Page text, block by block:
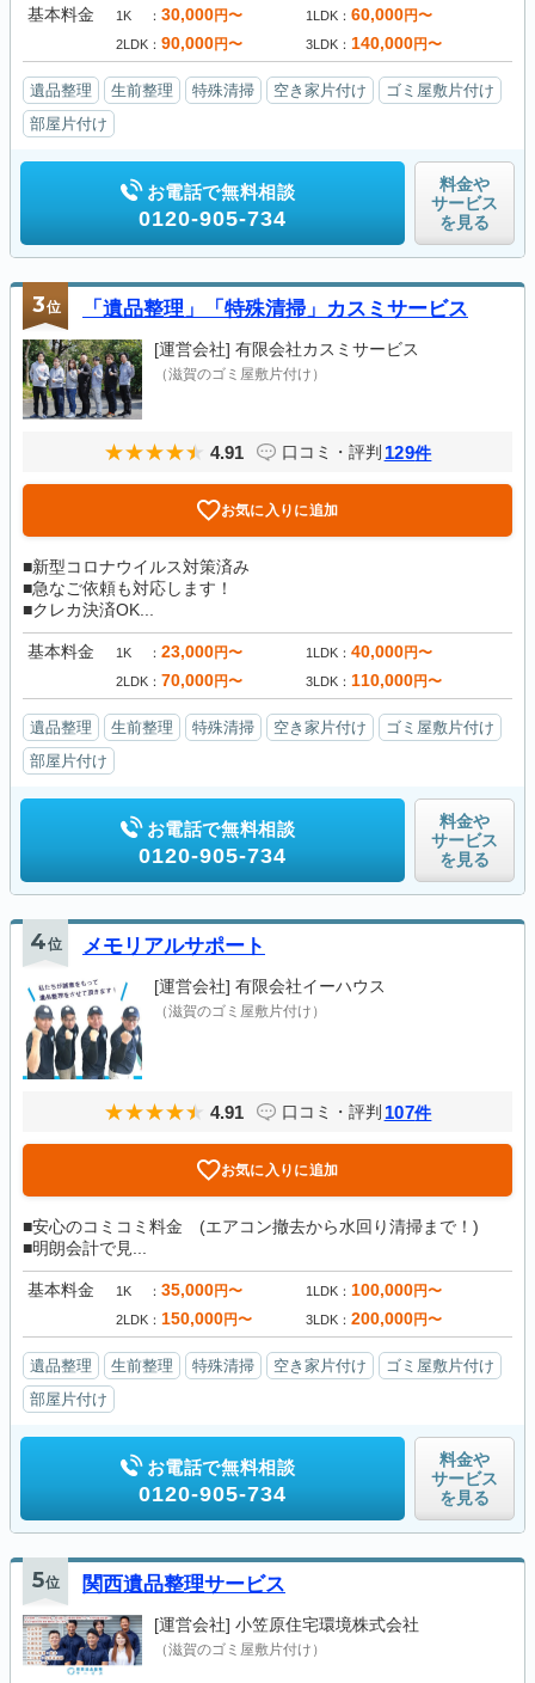
基本料金 1K 30,000円〜 1LDK 60,000円〜
2LDK 90,000円〜 3LDK 140,000円〜
遺品整理 生前整理 特殊清掃 空き家片付け
ゴミ屋敷片付け
部屋片付け
お電話で無料相談
0120-905-734
料金や
サービス
を見る
3位 「遺品整理」「特殊清掃」カスミサービス
[運営会社] 有限会社カスミサービス
（滋賀のゴミ屋敷片付け）
4.91 口コミ・評判 129件
お気に入りに追加
■新型コロナウイルス対策済み
■急なご依頼も対応します！
■クレカ決済OK...
基本料金 1K 23,000円〜 1LDK 40,000円〜
2LDK 70,000円〜 3LDK 110,000円〜
遺品整理 生前整理 特殊清掃 空き家片付け
ゴミ屋敷片付け
部屋片付け
お電話で無料相談
0120-905-734
料金や
サービス
を見る
4位 メモリアルサポート
[運営会社] 有限会社イーハウス
（滋賀のゴミ屋敷片付け）
4.91 口コミ・評判 107件
お気に入りに追加
■安心のコミコミ料金 (エアコン撤去から水回り清掃まで！)
■明朗会計で見...
基本料金 1K 35,000円〜 1LDK 100,000円〜
2LDK 150,000円〜 3LDK 200,000円〜
遺品整理 生前整理 特殊清掃 空き家片付け
ゴミ屋敷片付け
部屋片付け
お電話で無料相談
0120-905-734
料金や
サービス
を見る
5位 関西遺品整理サービス
[運営会社] 小笠原住宅環境株式会社
（滋賀のゴミ屋敷片付け）